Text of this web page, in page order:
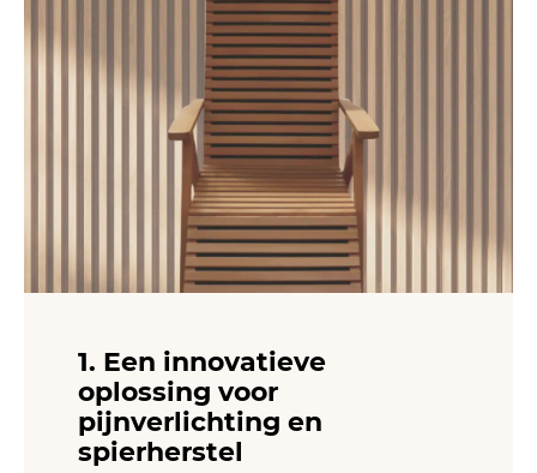
1. Een innovatieve
oplossing voor
pijnverlichting en
spierherstel